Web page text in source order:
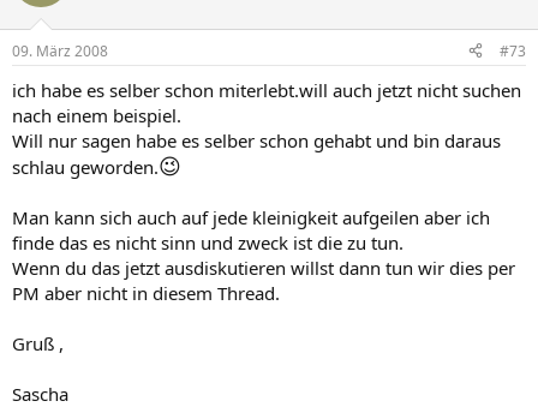
09. März 2008 #73
ich habe es selber schon miterlebt.will auch jetzt nicht suchen
nach einem beispiel.
Will nur sagen habe es selber schon gehabt und bin daraus
schlau geworden.😉
Man kann sich auch auf jede kleinigkeit aufgeilen aber ich
finde das es nicht sinn und zweck ist die zu tun.
Wenn du das jetzt ausdiskutieren willst dann tun wir dies per
PM aber nicht in diesem Thread.
Gruß ,
Sascha